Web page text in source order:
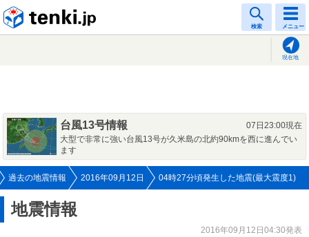
検索 メニュー
現在地
台風13号情報
07日23:00現在
大型で非常に強い台風13号が久米島の北約90kmを西に進んでい
ます
過去の地震情報 2016年09月12日 04時27分頃発生した地震(最大震度1)
地震情報
2016年09月12日04:30発表